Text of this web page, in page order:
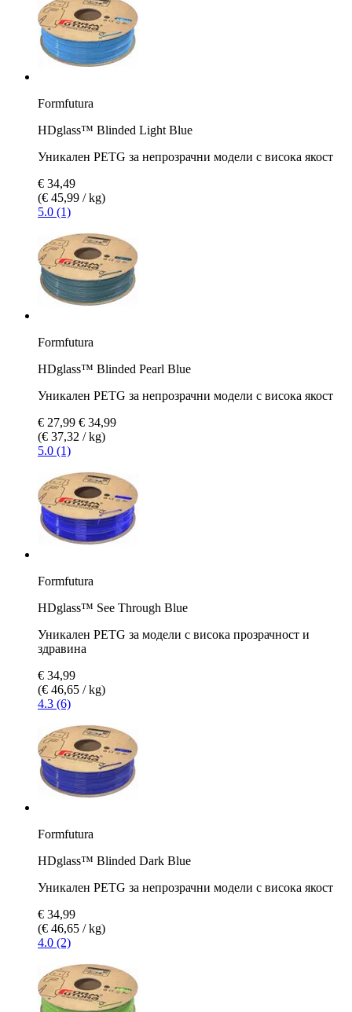
Formfutura
HDglass™ Blinded Light Blue
Уникален PETG за непрозрачни модели с висока якост
€ 34,49
(€ 45,99 / kg)
5.0 (1)
Formfutura
HDglass™ Blinded Pearl Blue
Уникален PETG за непрозрачни модели с висока якост
€ 27,99 € 34,99
(€ 37,32 / kg)
5.0 (1)
Formfutura
HDglass™ See Through Blue
Уникален PETG за модели с висока прозрачност и
здравина
€ 34,99
(€ 46,65 / kg)
4.3 (6)
Formfutura
HDglass™ Blinded Dark Blue
Уникален PETG за непрозрачни модели с висока якост
€ 34,99
(€ 46,65 / kg)
4.0 (2)